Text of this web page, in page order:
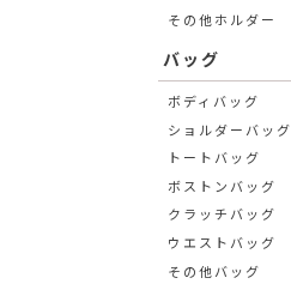
その他ホルダー
バッグ
ボディバッグ
ショルダーバッグ
トートバッグ
ボストンバッグ
クラッチバッグ
ウエストバッグ
その他バッグ